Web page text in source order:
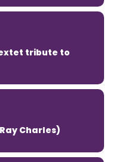
tribute to
Charles)